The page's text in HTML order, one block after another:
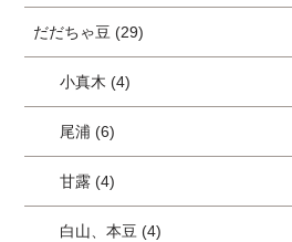
だだちゃ豆 (29)
小真木 (4)
尾浦 (6)
甘露 (4)
白山、本豆 (4)